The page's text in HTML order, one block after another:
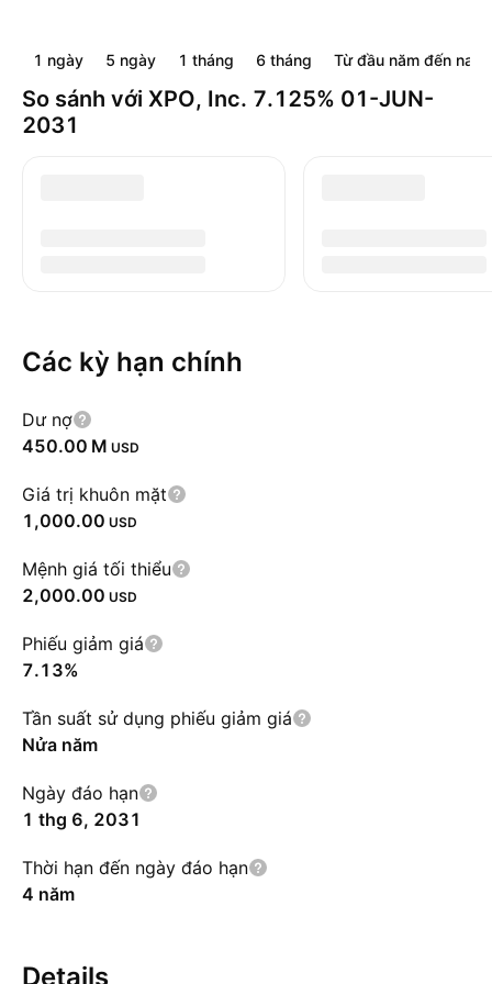
1 ngày 5 ngày 1 tháng 6 tháng Từ đầu năm đến nay
So sánh với XPO, Inc. 7.125% 01-JUN-
2031
Các kỳ hạn chính
Dư nợ
‪450.00 M‬ USD
Giá trị khuôn mặt
1,000.00 USD
Mệnh giá tối thiểu
2,000.00 USD
Phiếu giảm giá
7.13%
Tần suất sử dụng phiếu giảm giá
Nửa năm
Ngày đáo hạn
1 thg 6, 2031
Thời hạn đến ngày đáo hạn
4 năm
Details